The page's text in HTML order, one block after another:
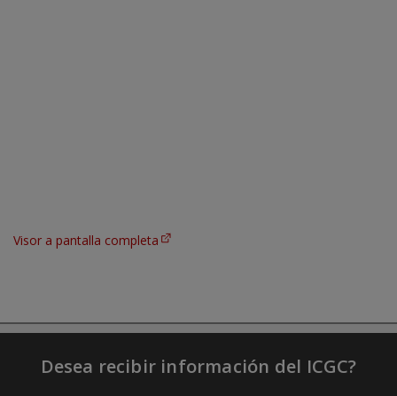
Visor a pantalla completa
Desea recibir información del ICGC?